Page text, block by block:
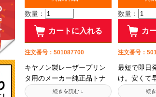
数量：
カートに入れる
注文番号：501087700
キヤノン製レーザープリン
タ用のメーカー純正品トナ
ーです。純正品はプリンタ
数量：
カ
注文番号：
最短で即日
け。安くて
クルトナー